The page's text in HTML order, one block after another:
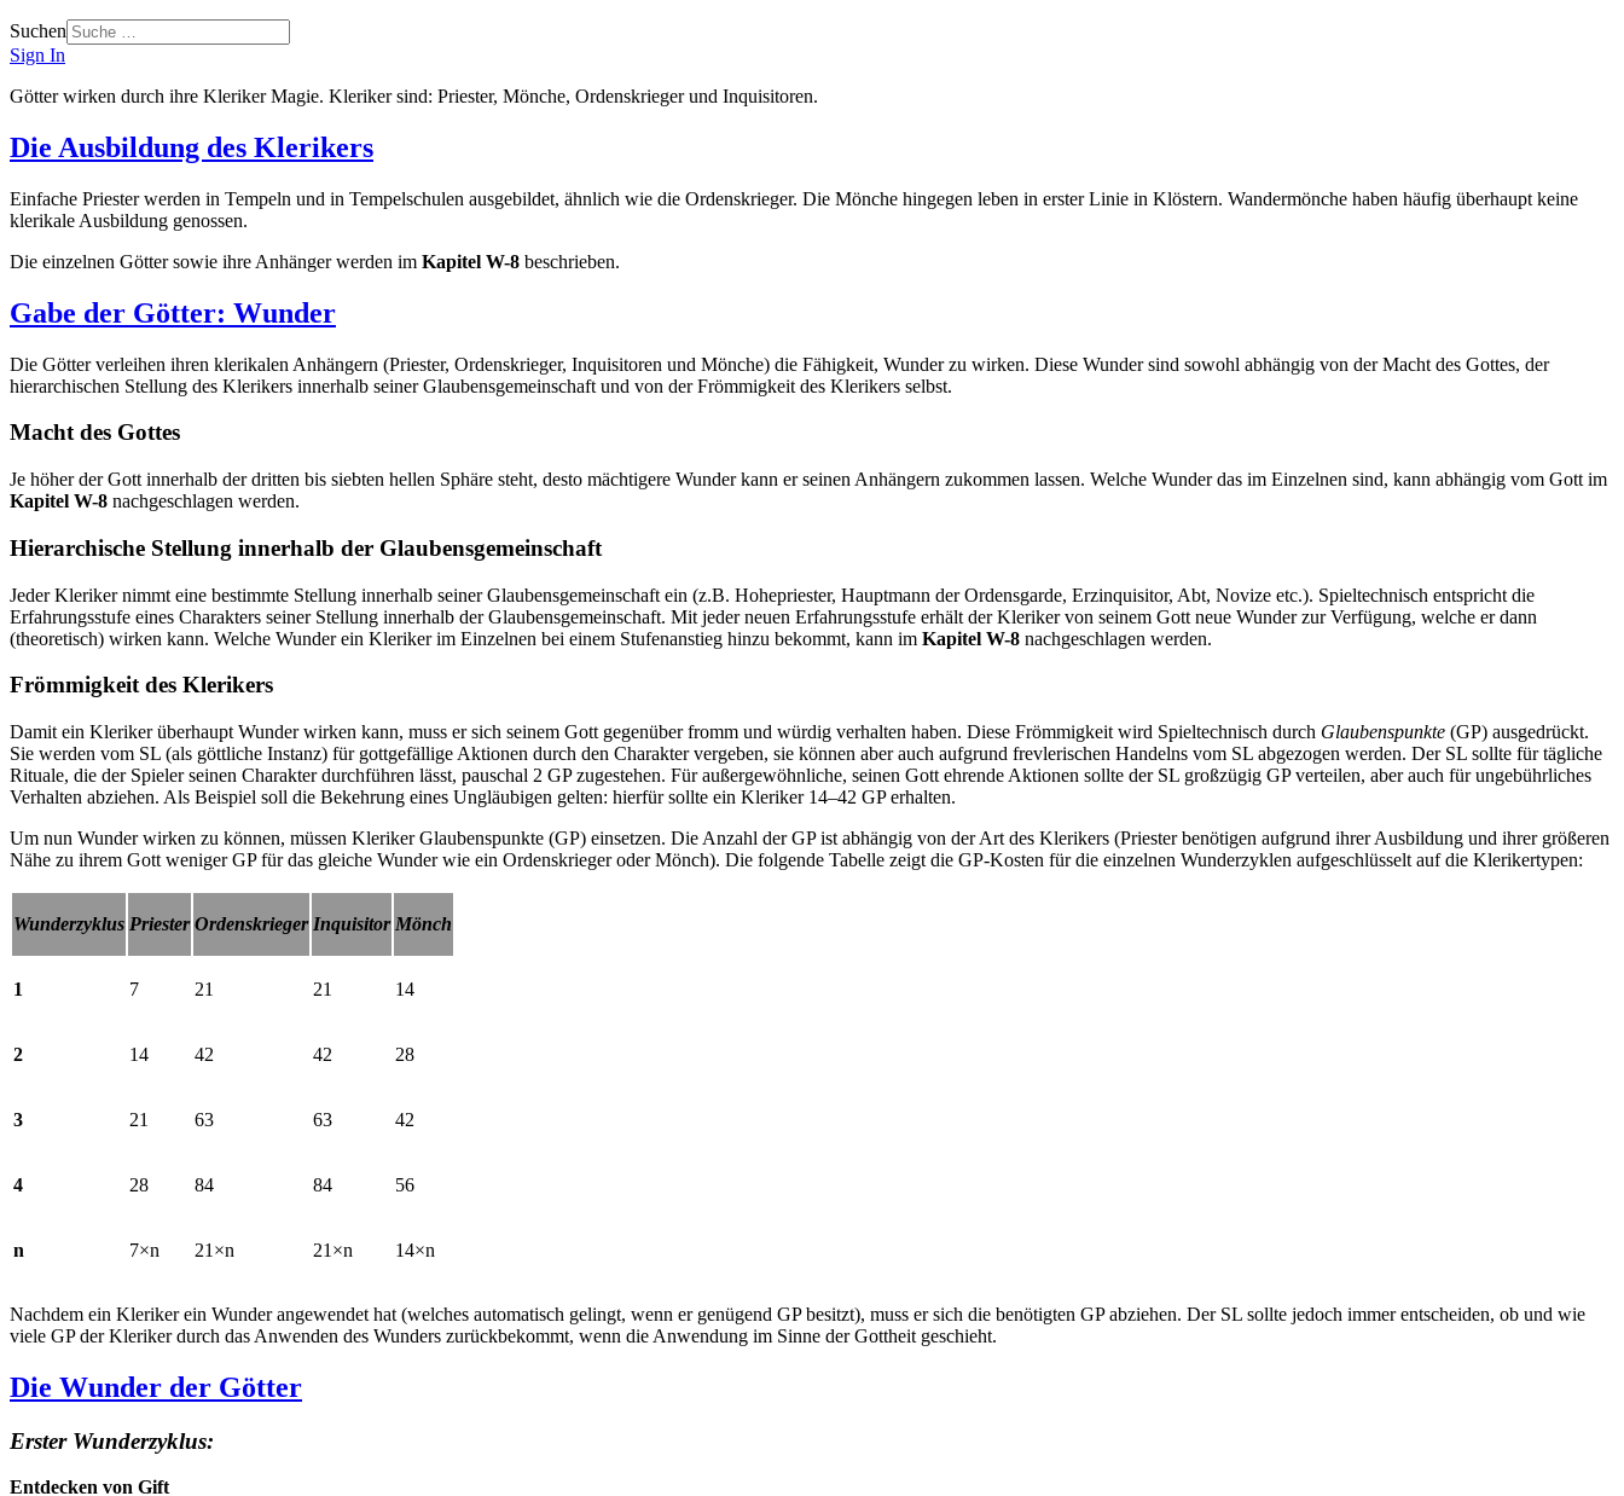
Suchen
Sign In
Götter wirken durch ihre Kleriker Magie. Kleriker sind: Priester, Mönche, Ordenskrieger und Inquisitoren.
Die Ausbildung des Klerikers
Einfache Priester werden in Tempeln und in Tempelschulen ausgebildet, ähnlich wie die Ordenskrieger. Die Mönche hingegen leben in erster Linie in Klöstern. Wandermönche haben häufig überhaupt keine
klerikale Ausbildung genossen.
Die einzelnen Götter sowie ihre Anhänger werden im Kapitel W-8 beschrieben.
Gabe der Götter: Wunder
Die Götter verleihen ihren klerikalen Anhängern (Priester, Ordenskrieger, Inquisitoren und Mönche) die Fähigkeit, Wunder zu wirken. Diese Wunder sind sowohl abhängig von der Macht des Gottes, der
hierarchischen Stellung des Klerikers innerhalb seiner Glaubensgemeinschaft und von der Frömmigkeit des Klerikers selbst.
Macht des Gottes
Je höher der Gott innerhalb der dritten bis siebten hellen Sphäre steht, desto mächtigere Wunder kann er seinen Anhängern zukommen lassen. Welche Wunder das im Einzelnen sind, kann abhängig vom Gott im
Kapitel W-8 nachgeschlagen werden.
Hierarchische Stellung innerhalb der Glaubensgemeinschaft
Jeder Kleriker nimmt eine bestimmte Stellung innerhalb seiner Glaubensgemeinschaft ein (z.B. Hohepriester, Hauptmann der Ordensgarde, Erzinquisitor, Abt, Novize etc.). Spieltechnisch entspricht die
Erfahrungsstufe eines Charakters seiner Stellung innerhalb der Glaubensgemeinschaft. Mit jeder neuen Erfahrungsstufe erhält der Kleriker von seinem Gott neue Wunder zur Verfügung, welche er dann
(theoretisch) wirken kann. Welche Wunder ein Kleriker im Einzelnen bei einem Stufenanstieg hinzu bekommt, kann im Kapitel W-8 nachgeschlagen werden.
Frömmigkeit des Klerikers
Damit ein Kleriker überhaupt Wunder wirken kann, muss er sich seinem Gott gegenüber fromm und würdig verhalten haben. Diese Frömmigkeit wird Spieltechnisch durch Glaubenspunkte (GP) ausgedrückt.
Sie werden vom SL (als göttliche Instanz) für gottgefällige Aktionen durch den Charakter vergeben, sie können aber auch aufgrund frevlerischen Handelns vom SL abgezogen werden. Der SL sollte für tägliche
Rituale, die der Spieler seinen Charakter durchführen lässt, pauschal 2 GP zugestehen. Für außergewöhnliche, seinen Gott ehrende Aktionen sollte der SL großzügig GP verteilen, aber auch für ungebührliches
Verhalten abziehen. Als Beispiel soll die Bekehrung eines Ungläubigen gelten: hierfür sollte ein Kleriker 14–42 GP erhalten.
Um nun Wunder wirken zu können, müssen Kleriker Glaubenspunkte (GP) einsetzen. Die Anzahl der GP ist abhängig von der Art des Klerikers (Priester benötigen aufgrund ihrer Ausbildung und ihrer größeren
Nähe zu ihrem Gott weniger GP für das gleiche Wunder wie ein Ordenskrieger oder Mönch). Die folgende Tabelle zeigt die GP-Kosten für die einzelnen Wunderzyklen aufgeschlüsselt auf die Klerikertypen:
Wunderzyklus Priester Ordenskrieger Inquisitor Mönch
1 7 21 21 14
2 14 42 42 28
3 21 63 63 42
4 28 84 84 56
n 7×n 21×n 21×n 14×n
Nachdem ein Kleriker ein Wunder angewendet hat (welches automatisch gelingt, wenn er genügend GP besitzt), muss er sich die benötigten GP abziehen. Der SL sollte jedoch immer entscheiden, ob und wie
viele GP der Kleriker durch das Anwenden des Wunders zurückbekommt, wenn die Anwendung im Sinne der Gottheit geschieht.
Die Wunder der Götter
Erster Wunderzyklus:
Entdecken von Gift